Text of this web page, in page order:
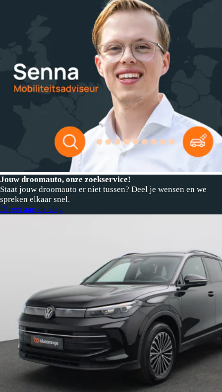
Jouw droomauto, onze zoekservice!
Staat jouw droomauto er niet tussen? Deel je wensen en we
spreken elkaar snel.
Direct aan de slag